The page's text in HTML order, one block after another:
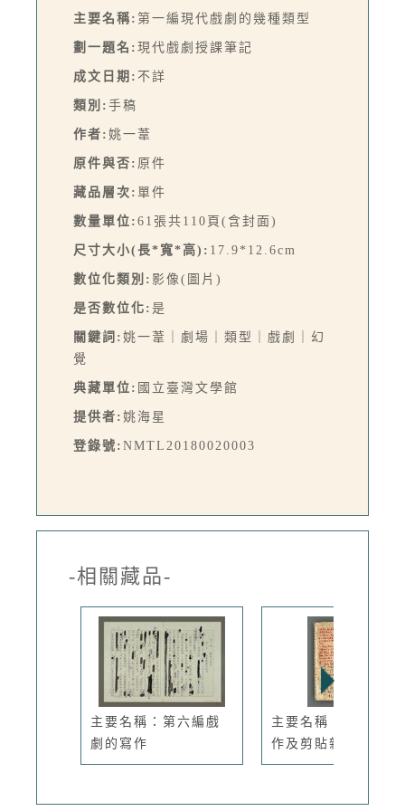
主要名稱: 第一編現代戲劇的幾種類型
劃一題名: 現代戲劇授課筆記
成文日期: 不詳
類別: 手稿
作者: 姚一葦
原件與否: 原件
藏品層次: 單件
數量單位: 61張共110頁(含封面)
尺寸大小(長*寬*高): 17.9*12.6cm
數位化類別: 影像(圖片)
是否數位化: 是
關鍵詞: 姚一葦｜劇場｜類型｜戲劇｜幻
覺
典藏單位: 國立臺灣文學館
提供者: 姚海星
登錄號: NMTL20180020003
-相關藏品-
主要名稱：第六編戲
劇的寫作
主要名稱：讀書與寫
作及剪貼雜...